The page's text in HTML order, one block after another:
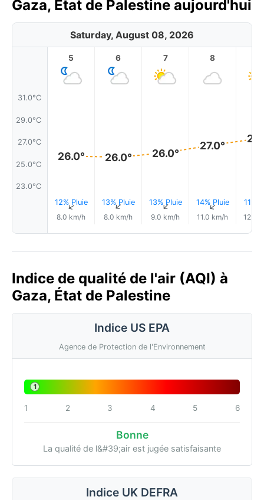
Gaza, État de Palestine aujourd'hui
Saturday, August 08, 2026
31.0°C
29.0°C
27.0°C
25.0°C
23.0°C
5
26.0°
12% Pluie
↑
8.0 km/h
6
26.0°
13% Pluie
↑
8.0 km/h
7
26.0°
13% Pluie
↑
9.0 km/h
8
27.0°
14% Pluie
↑
11.0 km/h
11%
12.0
Indice de qualité de l'air (AQI) à
Gaza, État de Palestine
Indice US EPA
Agence de Protection de l'Environnement
1
1 2 3 4 5 6
Bonne
La qualité de l&#39;air est jugée satisfaisante
Indice UK DEFRA